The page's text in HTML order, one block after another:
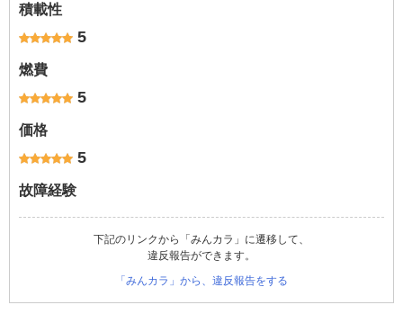
積載性
5
燃費
5
価格
5
故障経験
下記のリンクから「みんカラ」に遷移して、
違反報告ができます。
「みんカラ」から、違反報告をする